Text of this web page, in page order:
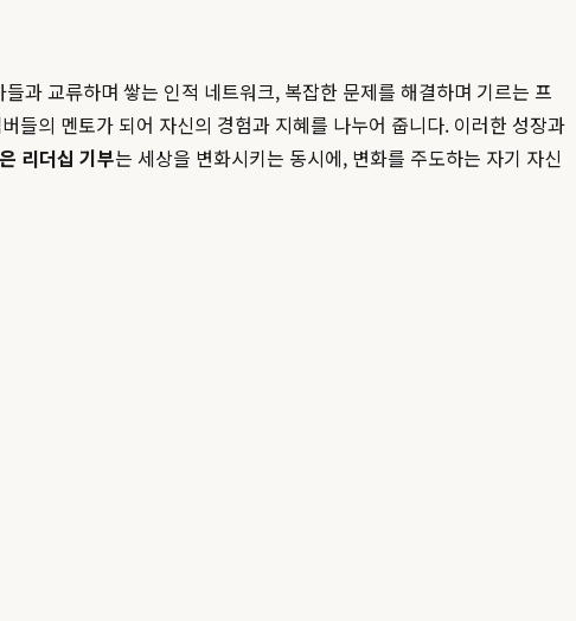
과 교류하며 쌓는 인적 네트워크, 복잡한 문제를 해결하며 기르는 프
들의 멘토가 되어 자신의 경험과 지혜를 나누어 줍니다. 이러한 성장과
리더십 기부는 세상을 변화시키는 동시에, 변화를 주도하는 자기 자신